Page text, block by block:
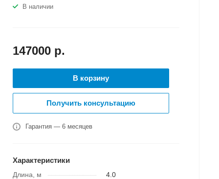
В наличии
147000 р.
В корзину
Получить консультацию
Гарантия — 6 месяцев
Характеристики
Длина, м
4.0